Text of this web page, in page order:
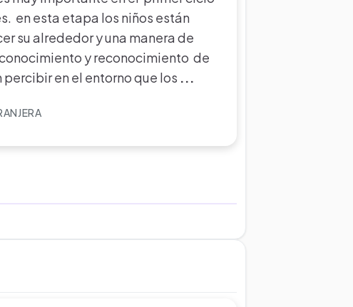
en esta etapa los niños están
su alrededor y una manera de
y reconocimiento de
en el entorno que los ...